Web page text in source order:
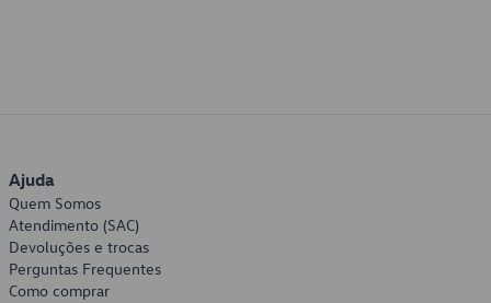
Ajuda
Quem Somos
Atendimento (SAC)
Devoluções e trocas
Perguntas Frequentes
Como comprar